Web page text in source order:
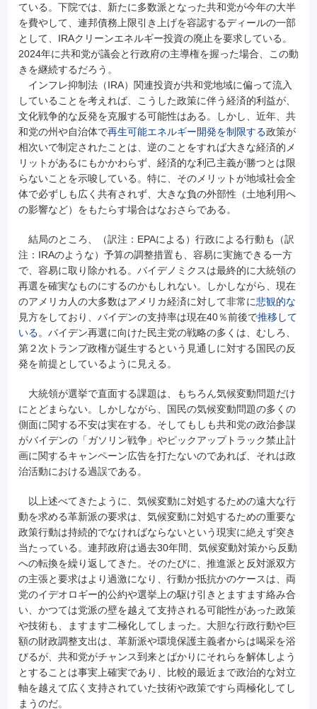
ている。下院では、新たに多数派となった共和党が今年の大半
を費やして、連邦債務上限引き上げを容認するディールの一部
として、IRAクリーンエネルギー投資の廃止を要求している。
2024年に共和党が議会と行政府の主導権を握った場合、この動
きを継続するだろう。
インフレ抑制法（IRA）関連投資が共和党地域に偏って流入
していることを考えれば、こうした政策に伴う経済的利益が、
文化戦争的な反発を克服する可能性はある。しかし、近年、共
和党の州や自治体で再生可能エネルギー開発を制限する政策が
相次いで制定されたことは、逆のことをすれば大きな経済的メ
リットがあるにもかかわらず、経済的な利己主義が勝つとは限
らないことを示唆している。特に、そのメリットが地域社会全
体で必ずしも広く共有されず、大きな負の外部性（土地利用へ
の影響など）をもたらす場合はなおさらである。
結局のところ、（訳注：EPAによる）行政による行動も（訳
注：IRAのような）予算の調整措置も、容易に実施できる一方
で、容易に取り除かれる。バイデノミクスは最終的に大統領の
再選を確実なものにするのかもしれない。しかしながら、現在
のアメリカ人の大多数はアメリカ経済に対して非常に悲観的な
見方をしており、バイデンの支持率は現在40％前後で推移して
いる。バイデン再選に向けた民主党の戦略の多くは、むしろ、
第２次トランプ政権が誕生するという見通しに対する国民の反
発を前提としているように見える。
大統領が選挙で直面する課題は、もちろん気候変動問題だけ
にとどまらない。しかしながら、国民の気候変動問題の多くの
側面に関する不安は実在する。そしてもしも共和党の政治参謀
がバイデンの「ガソリン戦争」やピックアップトラック禁止計
画に関するキャンペーン広告を打たないのであれば、それは政
治活動における過誤である。
以上述べてきたように、気候変動に対処するための遠大な行
動を求める革新派の要求は、気候変動に対処するための重要な
政策行動は持続的でなければならないという現実に絶えず突き
当たっている。連邦政府は過去30年間、気候変動対策から反動
への転換を繰り返してきた。そのたびに、推進派と反対派双方
の主張と要求はより過激になり、行動か抵抗かのケースは、両
党のイデオロギー的公約や選挙上の駆け引きとますます絡み合
い、かつては党派の壁を越えて支持される可能性があった政策
や技術も、ますます二極化してしまった。大胆な行政行動や巨
額の財政調整支出は、革新派や環境保護主義者からは喝采を浴
びるが、共和党がチャンス到来とばかりにそれらを解体しよう
とすることは事実上確実であり、比較的最近まで政治的な対立
軸を越えて広く支持されていた技術や政策ですら両極化してし
まうのだ。